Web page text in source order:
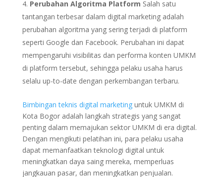
Perubahan Algoritma Platform Salah satu
tantangan terbesar dalam digital marketing adalah
perubahan algoritma yang sering terjadi di platform
seperti Google dan Facebook. Perubahan ini dapat
mempengaruhi visibilitas dan performa konten UMKM
di platform tersebut, sehingga pelaku usaha harus
selalu up-to-date dengan perkembangan terbaru.
Bimbingan teknis digital marketinguntuk UMKM di
Kota Bogor adalah langkah strategis yang sangat
penting dalam memajukan sektor UMKM di era digital.
Dengan mengikuti pelatihan ini, para pelaku usaha
dapat memanfaatkan teknologi digital untuk
meningkatkan daya saing mereka, memperluas
jangkauan pasar, dan meningkatkan penjualan.